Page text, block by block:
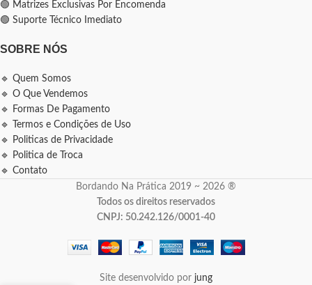
🟢 Matrizes Exclusivas Por Encomenda
🟢 Suporte Técnico Imediato
SOBRE NÓS
🔹 Quem Somos
🔹 O Que Vendemos
🔹 Formas De Pagamento
🔹 Termos e Condições de Uso
🔹 Politicas de Privacidade
🔹 Politica de Troca
🔹 Contato
Bordando Na Prática 2019 ~ 2026 ®
Todos os direitos reservados
CNPJ: 50.242.126/0001-40
Site desenvolvido por jung